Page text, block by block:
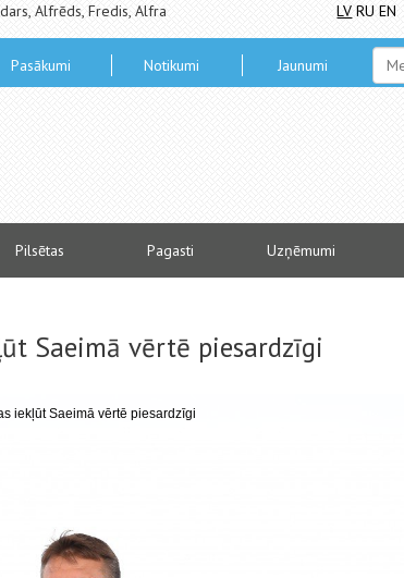
Alfrēds, Fredis, Alfra LV RU EN
Pasākumi Notikumi Jaunumi
Pilsētas Pagasti Uzņēmumi
Saeimā vērtē piesardzīgi
iekļūt Saeimā vērtē piesardzīgi